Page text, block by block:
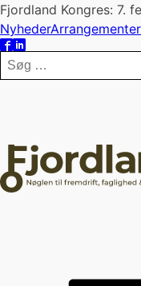
Fjordland Kongres: 7.
NyhederArrangementer
Søg
efter: